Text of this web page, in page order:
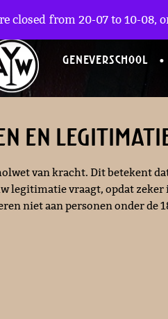
GENEVERSCHOOL
en
van kracht. Dit betekent
legitimatie vraagt, opdat
niet aan personen onder de
from 20-07 to 10-08,